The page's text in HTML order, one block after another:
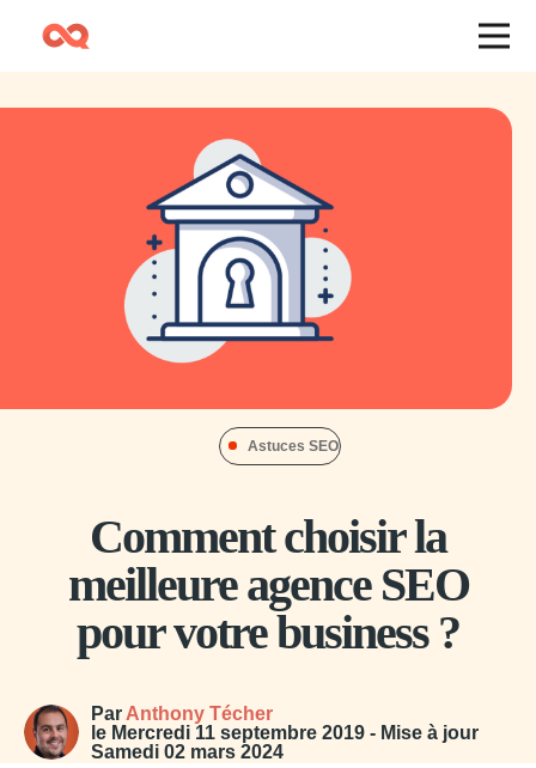
Astuces SEO
Comment choisir la
meilleure agence SEO
pour votre business ?
Par Anthony Técher
le Mercredi 11 septembre 2019 - Mise à jour
Samedi 02 mars 2024